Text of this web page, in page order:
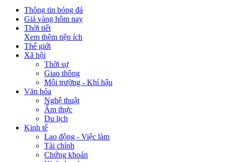
Thông tin bóng đá
Giá vàng hôm nay
Thời tiết
Xem thêm tiện ích
Thế giới
Xã hội
Thời sự
Giao thông
Môi trường - Khí hậu
Văn hóa
Nghệ thuật
Ẩm thực
Du lịch
Kinh tế
Lao động - Việc làm
Tài chính
Chứng khoán